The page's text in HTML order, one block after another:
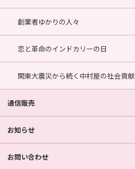
創業者ゆかりの人々
恋と革命のインドカリーの日
関東大震災から続く中村屋の社会貢献
通信販売
お知らせ
お問い合わせ